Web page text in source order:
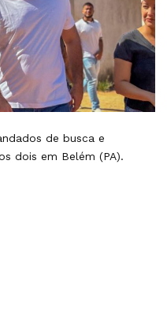
de busca e
dois em Belém (PA).